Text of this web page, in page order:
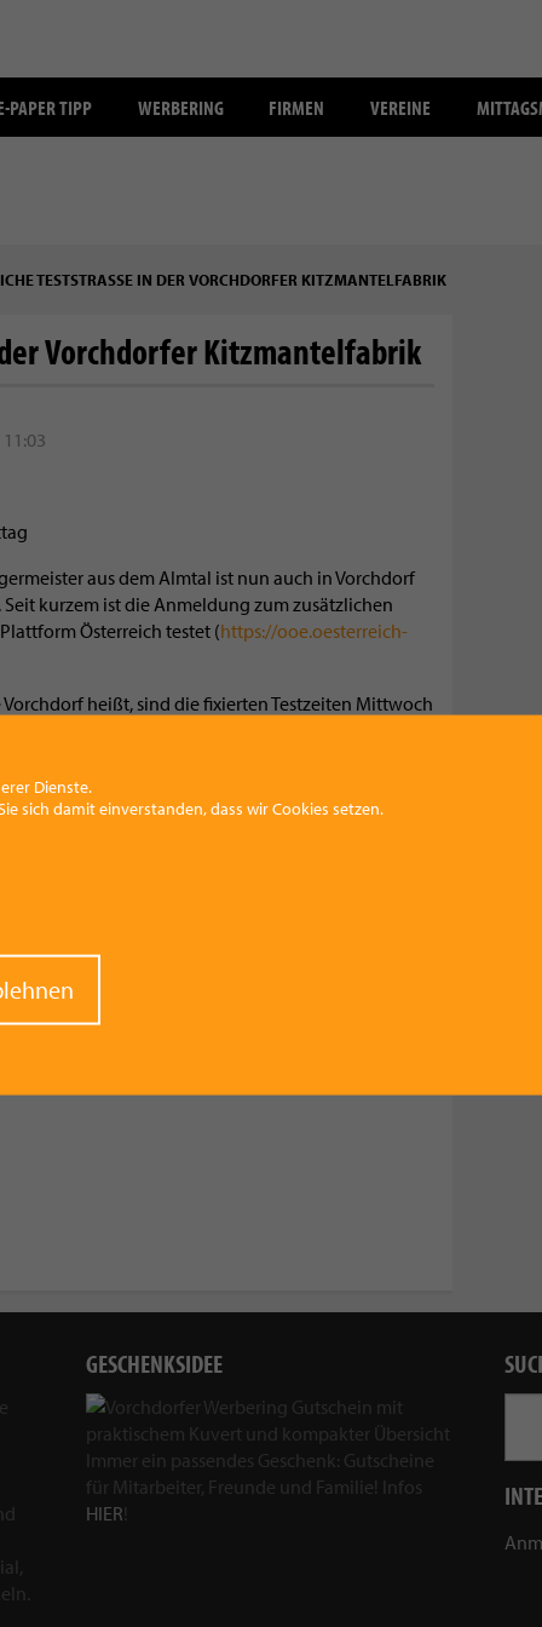
PAPER TIPP WERBERING FIRMEN VEREINE
TESTSTRASSE IN DER VORCHDORFER KITZMANTELFABRIK
Vorchdorfer Kitzmantelfabrik
aus dem Almtal ist nun auch in Vorchdorf
kurzem ist die Anmeldung zum zusätzlichen
Österreich testet (https://ooe.oesterreich-
heißt, sind die fixierten Testzeiten Mittwoch
eine „mobile Teststraße“ in den Gemeinden
GESCHENKSIDEE
Immer ein passendes Geschenk: Gutscheine
für Mitarbeiter, Freunde und Familie! Infos
HIER!
Dienste.
sich damit einverstanden, dass wir Cookies setzen.